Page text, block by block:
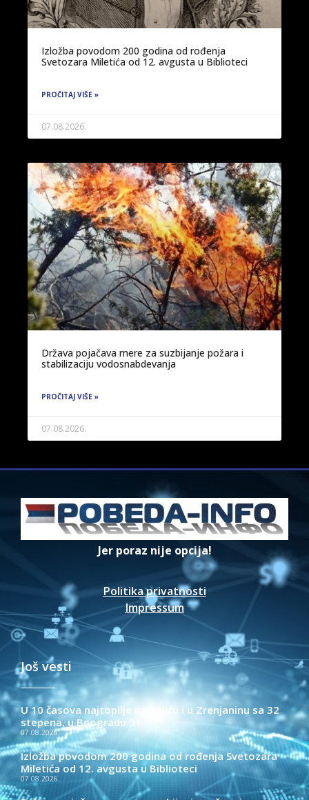
Izložba povodom 200 godina od rođenja
Svetozara Miletića od 12. avgusta u Biblioteci
PROČITAJ VIŠE »
07.08.2026.
Država pojačava mere za suzbijanje požara i
stabilizaciju vodosnabdevanja
PROČITAJ VIŠE »
07.08.2026.
Jer poraz nije opcija!
Politika privatnosti
Impressum
Još vesti
U 10 časova najtoplije na Paliću i u Zrenjaninu sa 32
stepena, u Beogradu 31
07.08.2026.
Izložba povodom 200 godina od rođenja Svetozara
Miletića od 12. avgusta u Biblioteci
07.08.2026.